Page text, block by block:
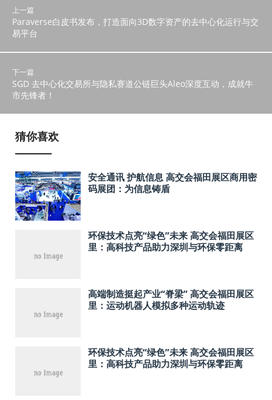
上一篇
Paraverse白皮书发布，打造面向3D数字资产的去中心化运行与交
易平台
下一篇
SGD 去中心化交易所与隐私赛道公链巨头Aleo深度互动，成就牛
市先锋者！
猜你喜欢
安全通讯 护航信息 高交会福田展区商用密
码展团：为信息铸盾
环保技术点亮“绿色”未来 高交会福田展区
里：高科技产品助力深圳与环保零距离
高端制造挺起产业“脊梁” 高交会福田展区
里：运动机器人模拟多种运动轨迹
环保技术点亮“绿色”未来 高交会福田展区
里：高科技产品助力深圳与环保零距离